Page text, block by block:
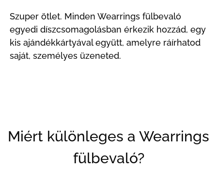
Szuper ötlet. Minden Wearrings fülbevaló
egyedi díszcsomagolásban érkezik hozzád, egy
kis ajándékkártyával együtt, amelyre ráírhatod
saját, személyes üzeneted.
Miért különleges a Wearrings
fülbevaló?